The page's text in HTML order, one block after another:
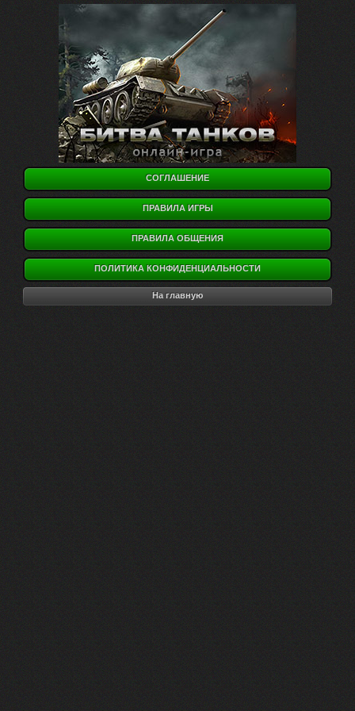
СОГЛАШЕНИЕ
ПРАВИЛА ИГРЫ
ПРАВИЛА ОБЩЕНИЯ
ПОЛИТИКА КОНФИДЕНЦИАЛЬНОСТИ
На главную